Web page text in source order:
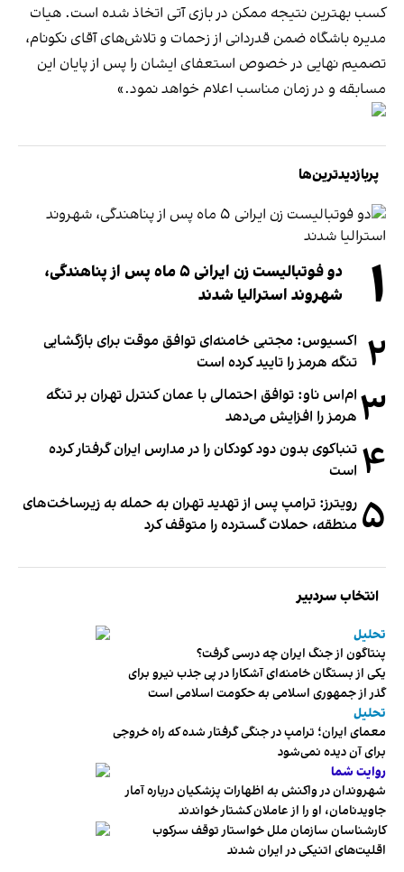
کسب بهترین نتیجه ممکن در بازی آتی اتخاذ شده است. هیات
مدیره باشگاه ضمن قدردانی از زحمات و تلاش‌های آقای نکونام،
تصمیم نهایی در خصوص استعفای ایشان را پس از پایان این
مسابقه و در زمان مناسب اعلام خواهد نمود.»
پربازدیدترین‌ها
۱
دو فوتبالیست زن ایرانی ۵ ماه پس از پناهندگی،
شهروند استرالیا شدند
۲ اکسیوس: مجتبی خامنه‌ای توافق موقت برای بازگشایی
تنگه هرمز را تایید کرده است
۳ ام‌اس ناو: توافق احتمالی با عمان کنترل تهران بر تنگه
هرمز را افزایش می‌دهد
۴ تنباکوی بدون دود کودکان را در مدارس ایران گرفتار کرده
است
۵ رویترز: ترامپ پس از تهدید تهران به حمله به زیرساخت‌های
منطقه، حملات گسترده را متوقف کرد
انتخاب سردبیر
تحلیل
پنتاگون از جنگ ایران چه درسی گرفت؟
یکی از بستگان خامنه‌ای آشکارا در پی جذب نیرو برای
گذر از جمهوری اسلامی به حکومت اسلامی است
تحلیل
معمای ایران؛ ترامپ در جنگی گرفتار شده که راه خروجی
برای آن دیده نمی‌شود
روایت شما
شهروندان در واکنش به اظهارات پزشکیان درباره آمار
جاویدنامان، او را از عاملان کشتار خواندند
کارشناسان سازمان ملل خواستار توقف سرکوب
اقلیت‌های اتنیکی در ایران شدند